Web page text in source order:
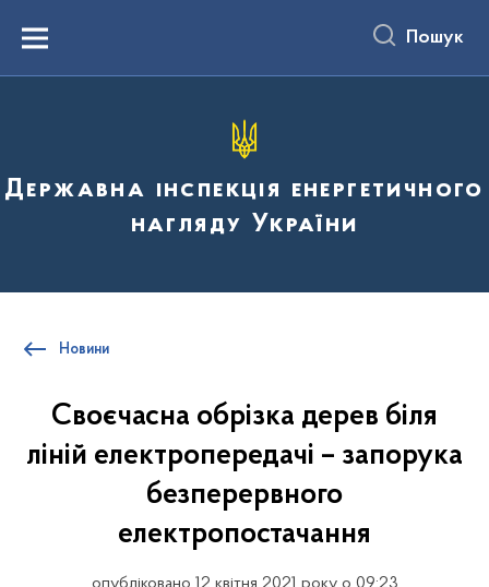
вмістуMenu Пошук
Державна інспекція енергетичного
нагляду України
Новини
Своєчасна обрізка дерев біля
ліній електропередачі – запорука
безперервного
електропостачання